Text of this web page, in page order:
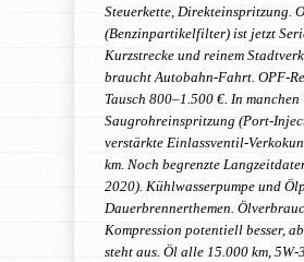
Steuerkette, Direkteinspritzung.
(Benzinpartikelfilter) ist jetzt
Kurzstrecke und reinem
braucht Autobahn-Fahrt. OPF-
Tausch 800–1.500 €. In
Saugrohreinspritzung (Port-
verstärkte Einlassventil-
km. Noch begrenzte
2020). Kühlwasserpumpe und
Dauerbrennerthemen.
Kompression potentiell besser,
steht aus. Öl alle 15.000 km, 5W-